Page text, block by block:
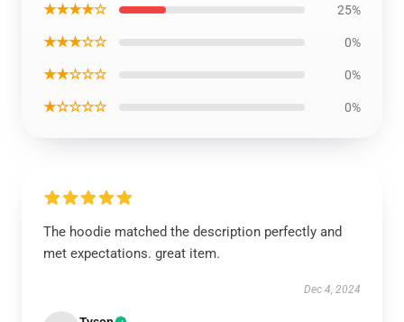
★★★★☆ 25%
★★★☆☆ 0%
★★☆☆☆ 0%
★☆☆☆☆ 0%
The hoodie matched the description perfectly and
met expectations. great item.
Dec 4, 2024